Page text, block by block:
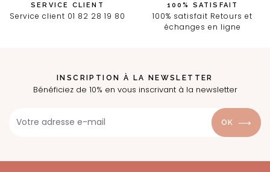
SERVICE CLIENT
Service client 01 82 28 19 80
100% SATISFAIT
100% satisfait Retours et
échanges en ligne
INSCRIPTION À LA NEWSLETTER
Bénéficiez de 10% en vous inscrivant à la newsletter
OK